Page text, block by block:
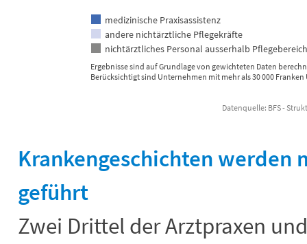
Ergebnisse sind auf Grundlage von gewichteten Daten
Berücksichtigt sind Unternehmen mit mehr als 30 000
medizinische Praxisassistenz
andere nichtärztliche Pflegekräfte
nichtärztliches Personal ausserhalb Pflegebereich
Datenquelle: BFS -
Krankengeschichten
geführt
Zwei Drittel der Arztpraxen